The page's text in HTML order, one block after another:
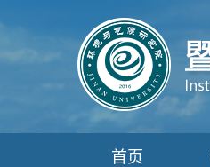
首页